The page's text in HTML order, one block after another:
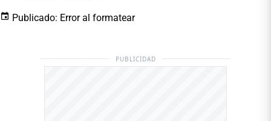
Publicado: Error al formatear
PUBLICIDAD